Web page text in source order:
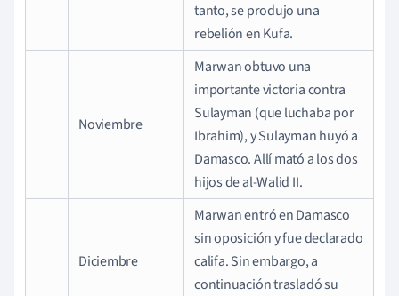
tanto, se produjo una
rebelión en Kufa.
Noviembre
Marwan obtuvo una
importante victoria contra
Sulayman (que luchaba por
Ibrahim), y Sulayman huyó a
Damasco. Allí mató a los dos
hijos de al-Walid II.
Diciembre
Marwan entró en Damasco
sin oposición y fue declarado
califa. Sin embargo, a
continuación trasladó su